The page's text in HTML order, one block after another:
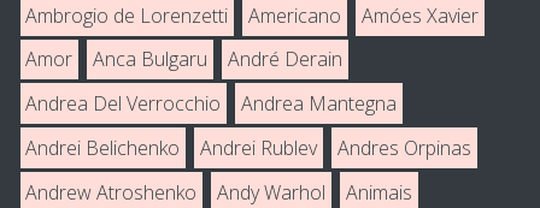
Ambrogio de Lorenzetti
Americano
Amóes Xavier
Amor
Anca Bulgaru
André Derain
Andrea Del Verrocchio
Andrea Mantegna
Andrei Belichenko
Andrei Rublev
Andres Orpinas
Andrew Atroshenko
Andy Warhol
Animais